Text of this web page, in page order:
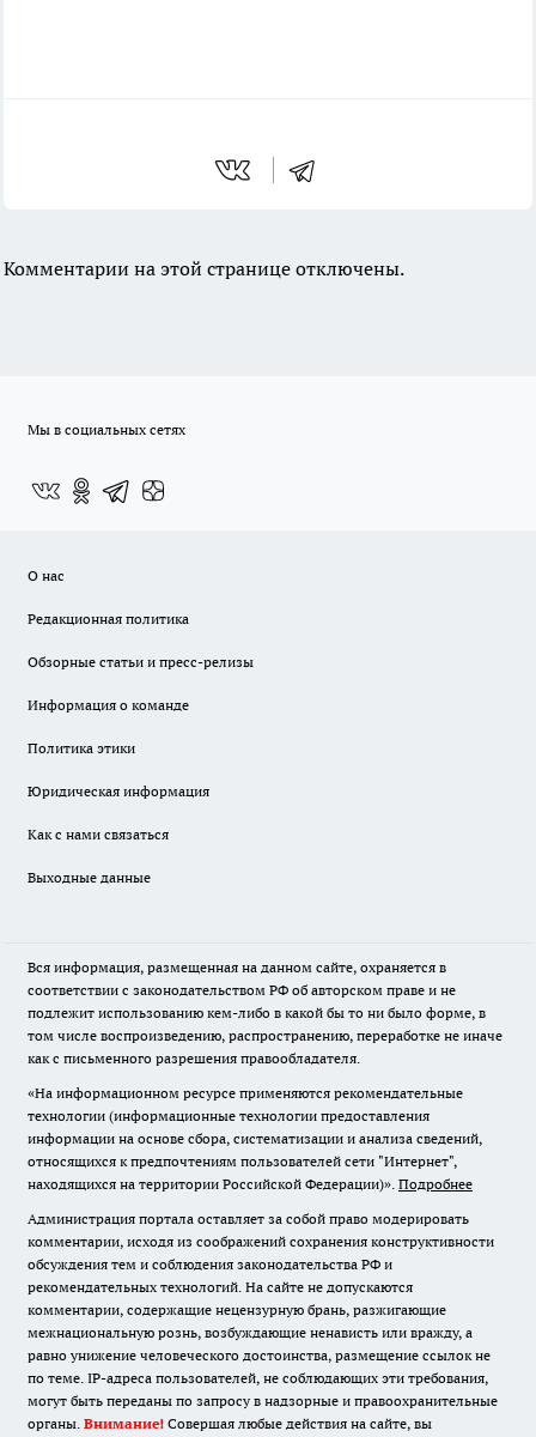
Комментарии на этой странице отключены.
Мы в социальных сетях
О нас
Редакционная политика
Обзорные статьи и пресс-релизы
Информация о команде
Политика этики
Юридическая информация
Как с нами связаться
Выходные данные
Вся информация, размещенная на данном сайте, охраняется в
соответствии с законодательством РФ об авторском праве и не
подлежит использованию кем-либо в какой бы то ни было форме, в
том числе воспроизведению, распространению, переработке не иначе
как с письменного разрешения правообладателя.
«На информационном ресурсе применяются рекомендательные
технологии (информационные технологии предоставления
информации на основе сбора, систематизации и анализа сведений,
относящихся к предпочтениям пользователей сети "Интернет",
находящихся на территории Российской Федерации)». Подробнее
Администрация портала оставляет за собой право модерировать
комментарии, исходя из соображений сохранения конструктивности
обсуждения тем и соблюдения законодательства РФ и
рекомендательных технологий. На сайте не допускаются
комментарии, содержащие нецензурную брань, разжигающие
межнациональную рознь, возбуждающие ненависть или вражду, а
равно унижение человеческого достоинства, размещение ссылок не
по теме. IP-адреса пользователей, не соблюдающих эти требования,
могут быть переданы по запросу в надзорные и правоохранительные
органы. Внимание! Совершая любые действия на сайте, вы